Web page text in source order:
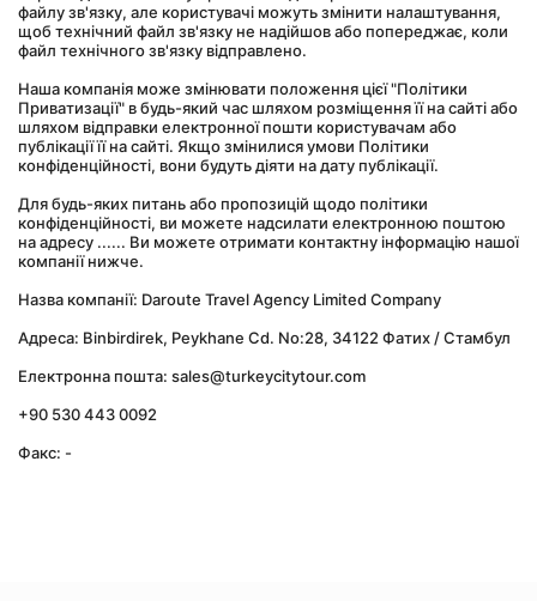
файлу зв'язку, але користувачі можуть змінити налаштування,
щоб технічний файл зв'язку не надійшов або попереджає, коли
файл технічного зв'язку відправлено.
Наша компанія може змінювати положення цієї "Політики
Приватизації" в будь-який час шляхом розміщення її на сайті або
шляхом відправки електронної пошти користувачам або
публікації її на сайті. Якщо змінилися умови Політики
конфіденційності, вони будуть діяти на дату публікації.
Для будь-яких питань або пропозицій щодо політики
конфіденційності, ви можете надсилати електронною поштою
на адресу ...... Ви можете отримати контактну інформацію нашої
компанії нижче.
Назва компанії: Daroute Travel Agency Limited Company
Адреса: Binbirdirek, Peykhane Cd. No:28, 34122 Фатих / Стамбул
Електронна пошта: sales@turkeycitytour.com
+90 530 443 0092
Факс: -